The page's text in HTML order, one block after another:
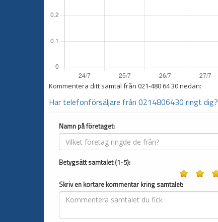
Kommentera ditt samtal från 021-480 64 30nedan:
Har telefonförsäljare från 0214806430 ringt dig?
Namn på företaget:
Betygsätt samtalet (1-5):
Skriv en kortare kommentar kring samtalet: